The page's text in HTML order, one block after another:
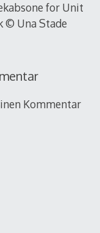
for Unit
© Una Stade
Kommentar